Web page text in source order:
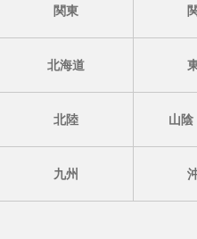
関東
北海道
北陸 山
九州